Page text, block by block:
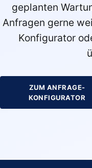
geplanten
Anfragen gerne
Konfigurator
ZUM ANFRAGE-
KONFIGURATOR